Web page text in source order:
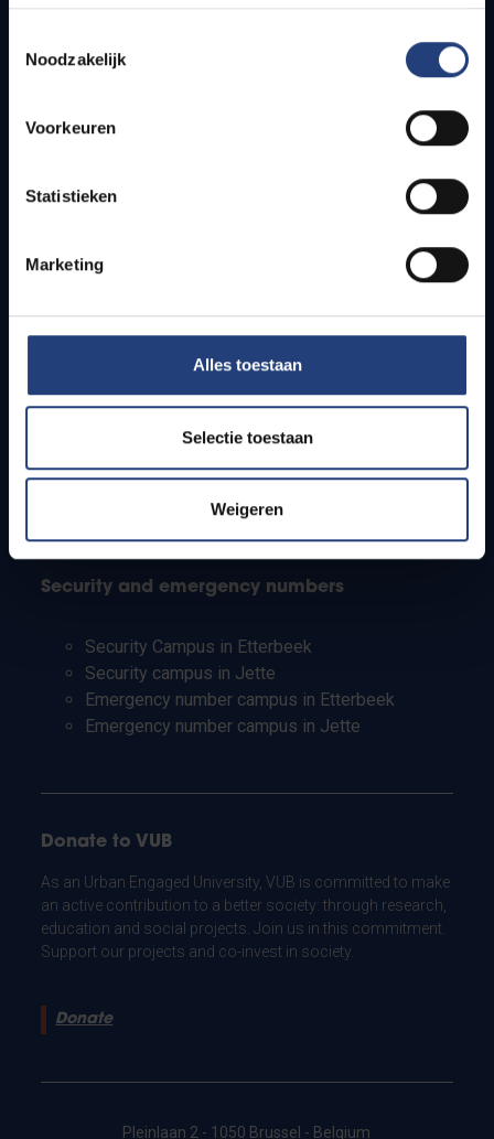
Noodzakelijk
Voorkeuren
Statistieken
Marketing
Alles toestaan
Selectie toestaan
Weigeren
Quick links
How to get to the VUB campuses
Students
PhD students
Teachers and secondary schools
Working students
Security and emergency numbers
Security Campus in Etterbeek
Security campus in Jette
Emergency number campus in Etterbeek
Emergency number campus in Jette
Donate to VUB
As an Urban Engaged University, VUB is committed to make
an active contribution to a better society: through research,
education and social projects. Join us in this commitment.
Support our projects and co-invest in society.
Donate
Pleinlaan 2 - 1050 Brussel - Belgium